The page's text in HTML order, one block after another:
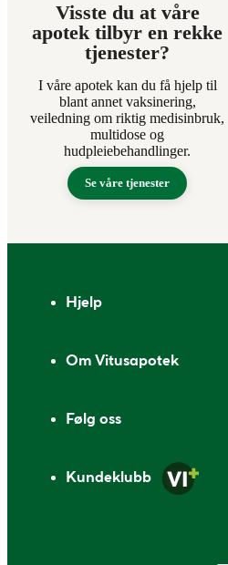
Visste du at våre
apotek tilbyr en rekke
tjenester?
I våre apotek kan du få hjelp til
blant annet vaksinering,
veiledning om riktig medisinbruk,
multidose og
hudpleiebehandlinger.
Se våre tjenester
Hjelp
Om Vitusapotek
Følg oss
Kundeklubb